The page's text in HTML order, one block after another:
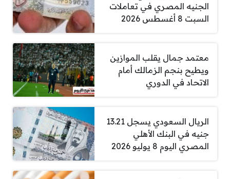
الجنيه المصري في تعاملات
السبت 8 أغسطس 2026
معتمد جمال يقلب الموازين
ويطيح بنجم الزمالك أمام
الاتحاد في الدوري
الريال السعودي يسجل 13.21
جنيه في البنك الأهلي
المصري اليوم 8 يوليو 2026